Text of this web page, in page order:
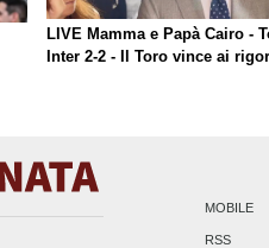
LIVE Mamma e Papà Cairo -
Inter 2-2 - Il Toro vince ai
MOBILE
RSS